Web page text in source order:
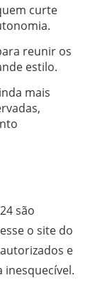
curte
reunir os
estilo.
mais
são
o site do
e
inesquecível.